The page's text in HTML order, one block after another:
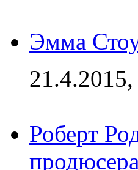
Эмма
Роберт